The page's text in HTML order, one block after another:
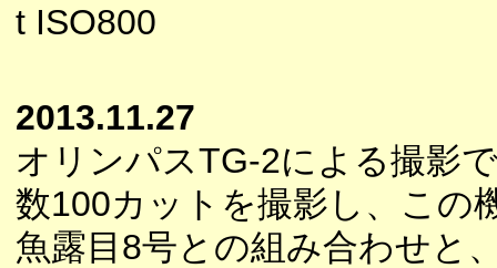
t ISO800
2013.11.27
オリンパスTG-2による撮影
数100カットを撮影し、この
魚露目8号との組み合わせと